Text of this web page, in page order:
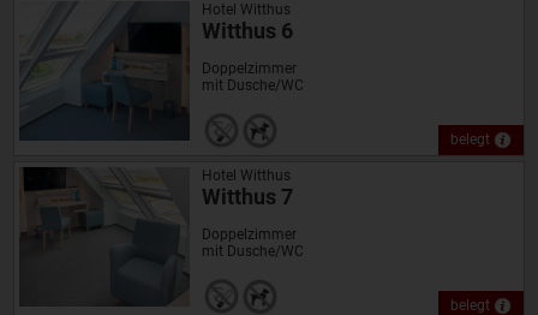
belegt
Hotel Witthus
Witthus 6
Doppelzimmer
mit Dusche/WC
belegt
Hotel Witthus
Witthus 7
Doppelzimmer
mit Dusche/WC